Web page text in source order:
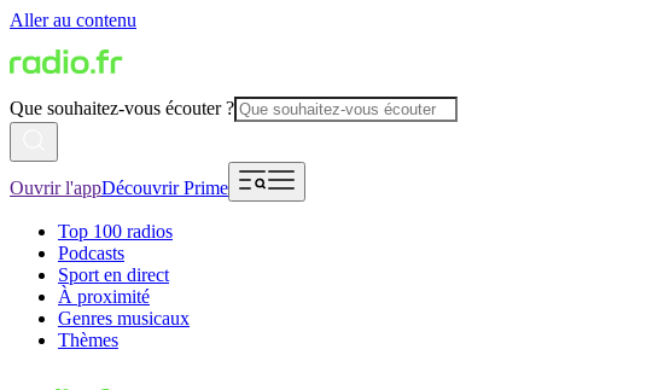
Aller au contenu
Que souhaitez-vous écouter ?
Ouvrir l'appDécouvrir Prime
Top 100 radios
Podcasts
Sport en direct
À proximité
Genres musicaux
Thèmes